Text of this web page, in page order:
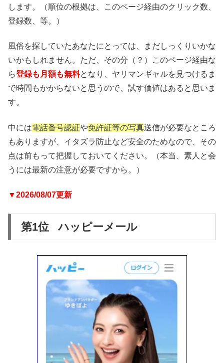
します。（順位の根拠は、このページ経由のクリック数、
登録数、等。）
風俗を探していたあなたにとっては、まだしっくりいかな
いかもしれません。ただ、その分（？）このページ経由な
ら登録も月額も無料となり、ヤリマンギャルを見つけるま
で時間もかからないと思うので、試す価値はあると思いま
す。
中には電話番号認証や免許証等の写真送信が必要なところ
もありますが、イタズラ防止など安全のためなので、その
点は前もって把握しておいてください。（本当、素人と会
うには最新の注意が必要ですから。）
▼2026/08/07更新
第1位 ハッピーメール